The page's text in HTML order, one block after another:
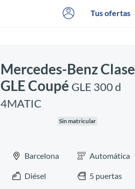
Tus ofertas
Mercedes-Benz Clase
GLE Coupé GLE 300 d
4MATIC
Sin matricular
Barcelona Automática
Diésel 5 puertas